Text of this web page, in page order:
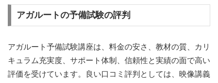
アガルートの予備試験の評判
アガルート予備試験講座は、料金の安さ、教材の質、カリ
キュラム充実度、サポート体制、信頼性と実績の面で高い
評価を受けています。良い口コミ評判としては、映像講義